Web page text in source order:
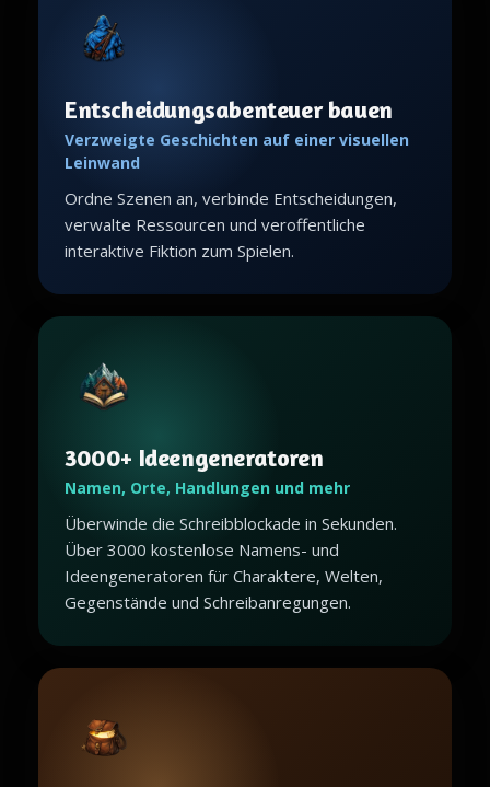
Entscheidungsabenteuer bauen
Verzweigte Geschichten auf einer visuellen
Leinwand
Ordne Szenen an, verbinde Entscheidungen,
verwalte Ressourcen und veroffentliche
interaktive Fiktion zum Spielen.
3000+ Ideengeneratoren
Namen, Orte, Handlungen und mehr
Überwinde die Schreibblockade in Sekunden.
Über 3000 kostenlose Namens- und
Ideengeneratoren für Charaktere, Welten,
Gegenstände und Schreibanregungen.